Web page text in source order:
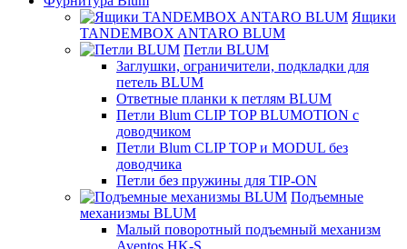
Ящики
TANDEMBOX ANTARO BLUM
Петли BLUM
Заглушки, ограничители, подкладки для
петель BLUM
Ответные планки к петлям BLUM
Петли Blum CLIP TOP BLUMOTION с
доводчиком
Петли Blum CLIP TOP и MODUL без
доводчика
Петли без пружины для TIP-ON
Подъемные
механизмы BLUM
Малый поворотный подъемный механизм
Aventos HK-S